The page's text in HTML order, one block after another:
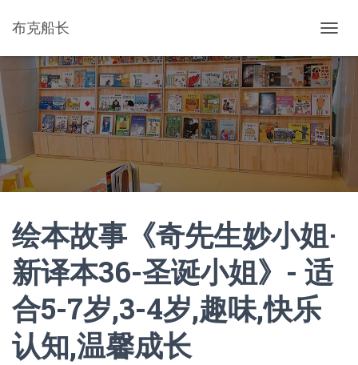
布克船长
换
导
航
绘本故事《奇先生妙小姐·
新译本36-圣诞小姐》- 适
合5-7岁,3-4岁,趣味,快乐
认知,温馨成长